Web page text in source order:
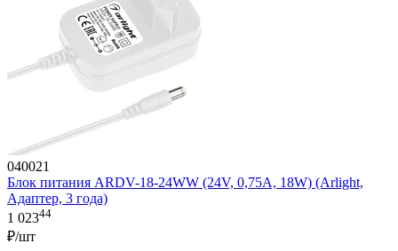
040021
Блок питания ARDV-18-24WW (24V, 0,75A, 18W) (Arlight,
Адаптер, 3 года)
1 02344
₽/шт